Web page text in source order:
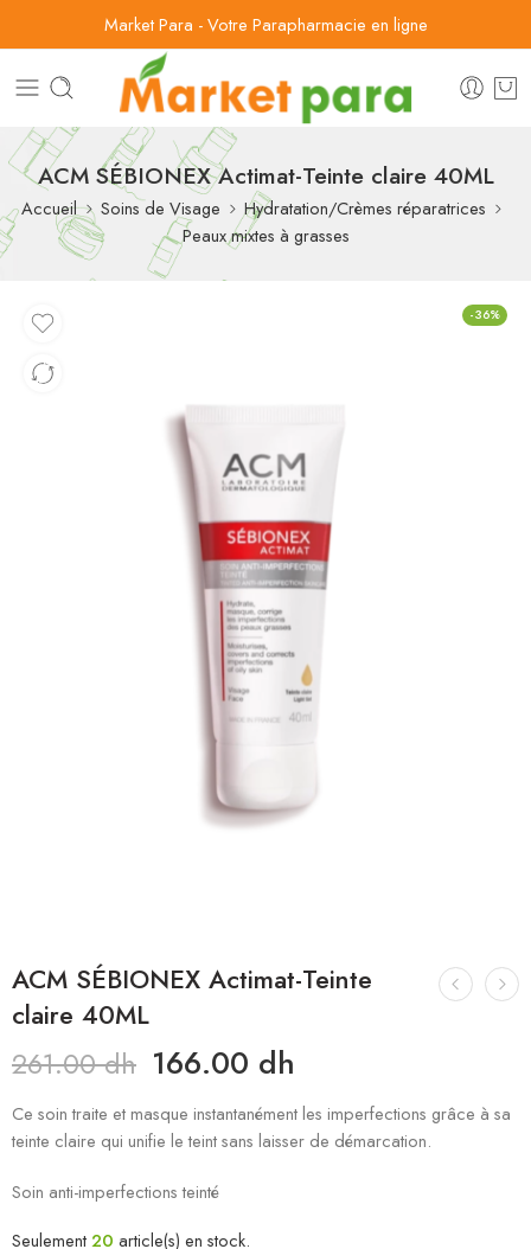
Market Para - Votre Parapharmacie en ligne
ACM SÉBIONEX Actimat-Teinte claire 40ML
Accueil Soins de Visage
Hydratation/Crèmes réparatrices
Peaux mixtes à grasses
-36%
ACM SÉBIONEX Actimat-Teinte
claire 40ML
261.00dh 166.00 dh
Ce soin traite et masque instantanément les imperfections grâce à sa
teinte claire qui unifie le teint sans laisser de démarcation.
Soin anti-imperfections teinté
Seulement20 article(s) en stock.